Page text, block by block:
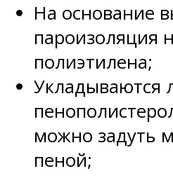
На основание
пароизоляция
полиэтилена;
Укладываются
можно задуть
пеной;